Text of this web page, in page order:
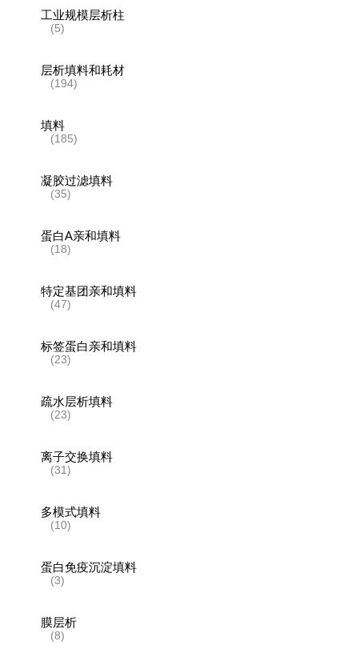
工业规模层析柱
(5)
层析填料和耗材
(194)
填料
(185)
凝胶过滤填料
(35)
蛋白A亲和填料
(18)
特定基团亲和填料
(47)
标签蛋白亲和填料
(23)
疏水层析填料
(23)
离子交换填料
(31)
多模式填料
(10)
蛋白免疫沉淀填料
(3)
膜层析
(8)